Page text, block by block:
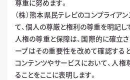
尊重に努めます。
（株）熊本県民テレビのコンプライア
て、個人の尊厳と権利の尊重を明記し
人権の尊重と保障は、国際的に確立
ープはその重要性を改めて確認する
コンテンツやサービスにおいて、人
ることをここに表明します。